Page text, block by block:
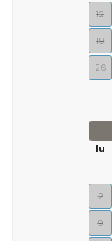
12
19
26
lu
2
9